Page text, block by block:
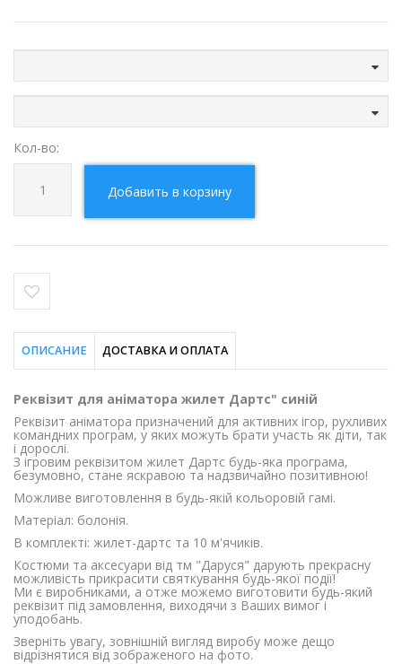
Кол-во:
Добавить в корзину
ОПИСАНИЕ ДОСТАВКА И ОПЛАТА
Реквізит для аніматора жилет Дартс" синій
Реквізит аніматора призначений для активних ігор, рухливих
командних програм, у яких можуть брати участь як діти, так
і дорослі.
З ігровим реквізитом жилет Дартс будь-яка програма,
безумовно, стане яскравою та надзвичайно позитивною!
Можливе виготовлення в будь-якій кольоровій гамі.
Матеріал: болонія.
В комплекті: жилет-дартс та 10 м'ячиків.
Костюми та аксесуари від тм "Даруся" дарують прекрасну
можливість прикрасити святкування будь-якої події!
Ми є виробниками, а отже можемо виготовити будь-який
реквізит під замовлення, виходячи з Ваших вимог і
уподобань.
Зверніть увагу, зовнішній вигляд виробу може дещо
відрізнятися від зображеного на фото.